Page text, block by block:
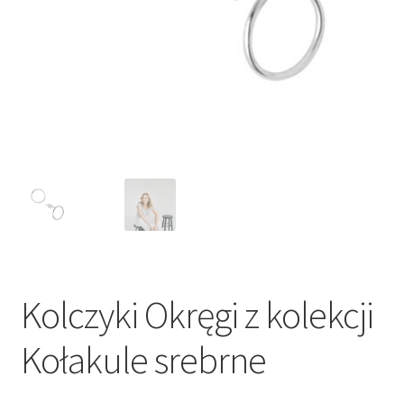
Kolczyki Okręgi z kolekcji
Kołakule srebrne